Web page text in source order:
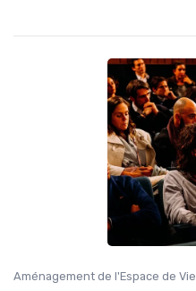
Aménagement de l'Espace de Vie